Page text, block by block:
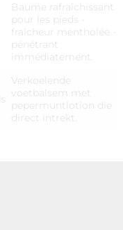
Baume rafraîchissant
pour les pieds -
fraîcheur mentholée -
pénétrant
immédiatement.
Verkoelende
voetbalsem met
pepermuntlotion die
direct intrekt.